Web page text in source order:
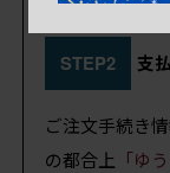
STEP2 支
ご注文手続き
の都合上 「ゆ